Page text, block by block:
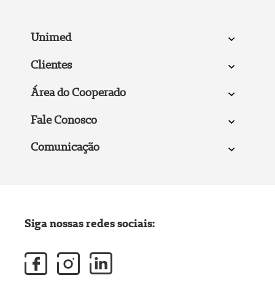
Unimed
Clientes
Área do Cooperado
Fale Conosco
Comunicação
Siga nossas redes sociais: